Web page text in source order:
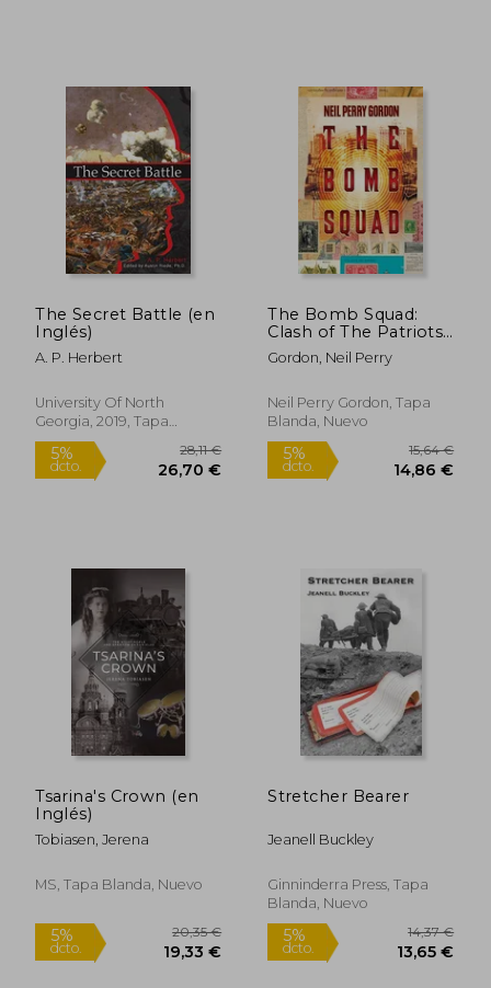
5%
dcto.
5%
dcto.
5%
dcto. 32,20 €
5%
dcto.
The Secret Battle (en
Inglés)
A. P. Herbert
University Of North
Georgia, 2019, Tapa
Blanda, Nuevo
The Bomb Squad:
Clash of The Patriots
(en Inglés)
Gordon, Neil Perry
Neil Perry Gordon, Tapa
Blanda, Nuevo
Tsarina's Crown (en
Inglés)
Tobiasen, Jerena
MS, Tapa Blanda, Nuevo
Stretcher Bearer
Jeanell Buckley
Ginninderra Press, Tapa
Blanda, Nuevo